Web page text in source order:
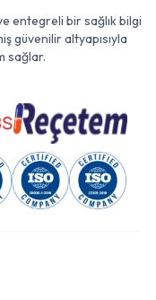
entegreli bir sağlık bilgi
güvenilir altyapısıyla
sağlar.